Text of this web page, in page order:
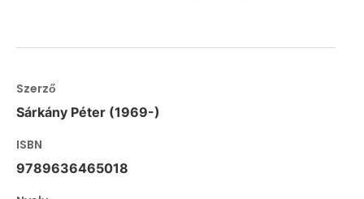
Szerző
Sárkány Péter (1969-)
ISBN
9789636465018